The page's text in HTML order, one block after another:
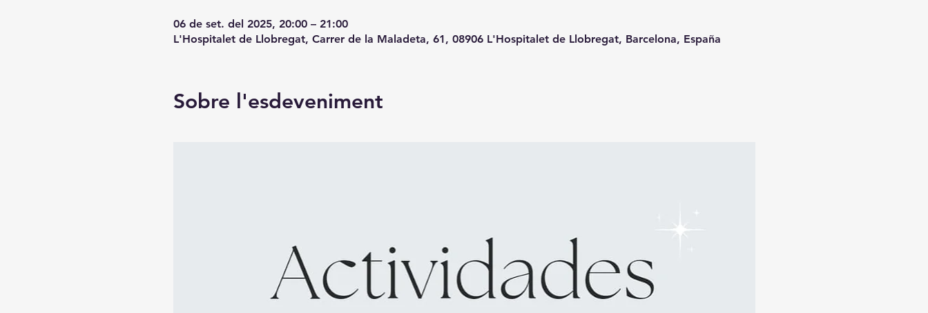
06 de set. del 2025, 20:00 – 21:00
L'Hospitalet de Llobregat, Carrer de la Maladeta, 61, 08906 L'Hospitalet de Llobregat, Barcelona, España
Sobre l'esdeveniment